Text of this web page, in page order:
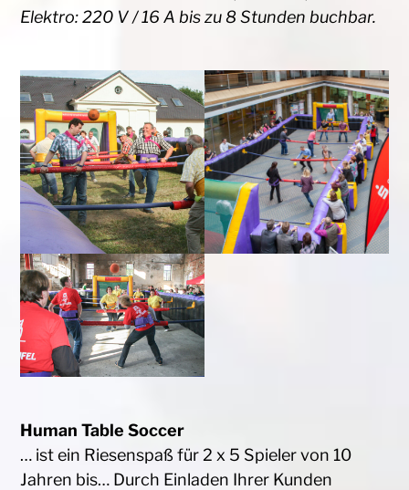
Elektro: 220 V / 16 A bis zu 8 Stunden buchbar.
Human Table Soccer
… ist ein Riesenspaß für 2 x 5 Spieler von 10
Jahren bis… Durch Einladen Ihrer Kunden